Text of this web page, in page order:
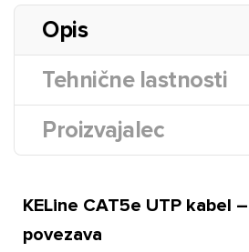
Opis
Tehnične lastnosti
Proizvajalec
KELine CAT5e UTP kabel
povezava